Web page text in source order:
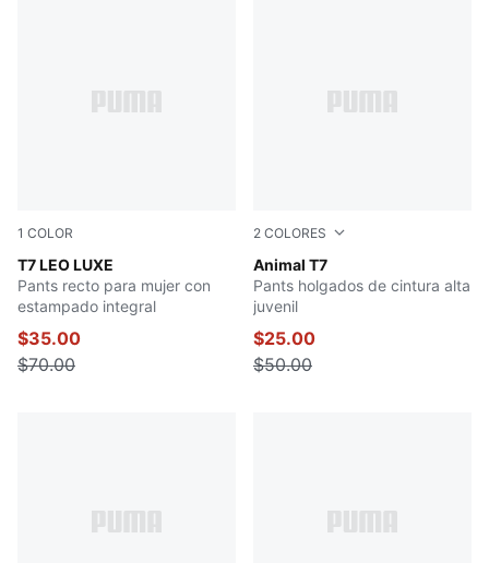
1 COLOR
T7 LEO LUXE
Alpine Snow-Ice Coffee
Pants recto para mujer con
estampado integral
$35.00
$70.00
2 COLORES
Animal T7
PUMA BLACK
Pants holgados de cintura alta
juvenil
$25.00
$50.00